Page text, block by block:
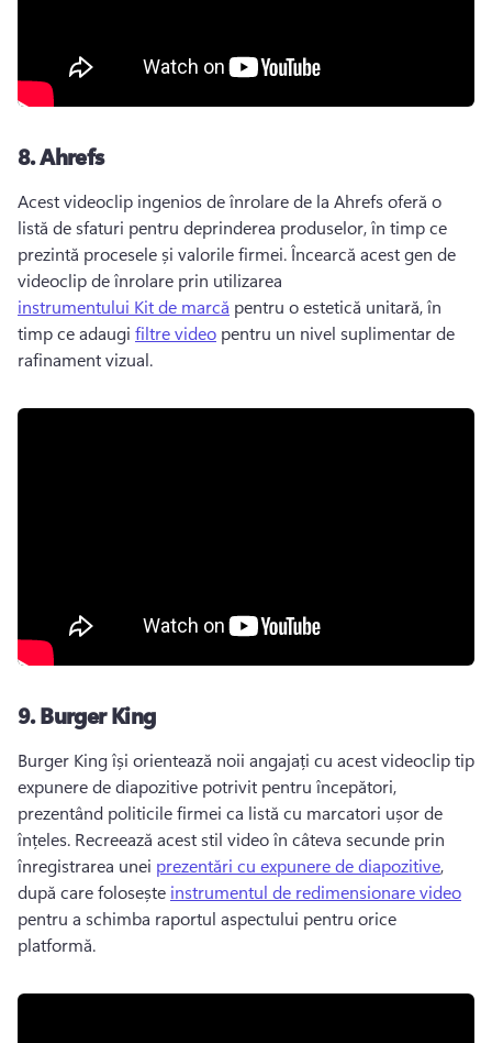
8.Ahrefs
Acest videoclip ingenios de înrolare de la Ahrefs oferă o
listă de sfaturi pentru deprinderea produselor, în timp ce
prezintă procesele și valorile firmei. Încearcă acest gen de
videoclip de înrolare prin utilizarea
instrumentului Kit de marcă pentru o estetică unitară, în
timp ce adaugi filtre video pentru un nivel suplimentar de
rafinament vizual.
9.Burger King
Burger King își orientează noii angajați cu acest videoclip tip
expunere de diapozitive potrivit pentru începători,
prezentând politicile firmei ca listă cu marcatori ușor de
înțeles. Recreează acest stil video în câteva secunde prin
înregistrarea unei prezentări cu expunere de diapozitive,
după care folosește instrumentul de redimensionare video
pentru a schimba raportul aspectului pentru orice
platformă.